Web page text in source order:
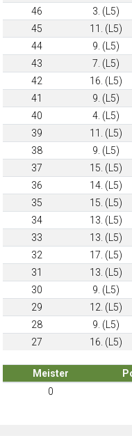
46
3. (L5)
45
11. (L5)
44
9. (L5)
43
7. (L5)
42
16. (L5)
41
9. (L5)
40
4. (L5)
39
11. (L5)
38
9. (L5)
37
15. (L5)
36
14. (L5)
35
15. (L5)
34
13. (L5)
33
13. (L5)
32
17. (L5)
31
13. (L5)
30
9. (L5)
29
12. (L5)
28
9. (L5)
27
16. (L5)
Meister
0